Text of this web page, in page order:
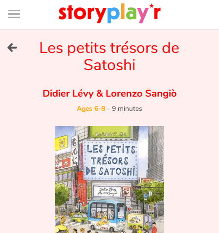
Connexion
Bibliothèque
de
page
Try for free
Tales and classics in french
Fable, myth, literature and poetry
Les petits trésors de
Satoshi
Didier Lévy&Lorenzo Sangiò
Ages 6-8 - 9 minutes